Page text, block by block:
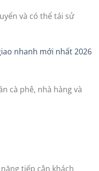
và có thể tái sử
cà phê, nhà hàng và
tiếp cận khách